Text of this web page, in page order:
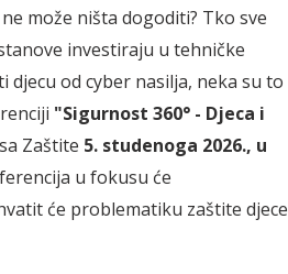
može ništa dogoditi? Tko sve
investiraju u tehničke
od cyber nasilja, neka su to
"Sigurnost 360° - Djeca i
Zaštite 5. studenoga 2026., u
u fokusu će
će problematiku zaštite djece